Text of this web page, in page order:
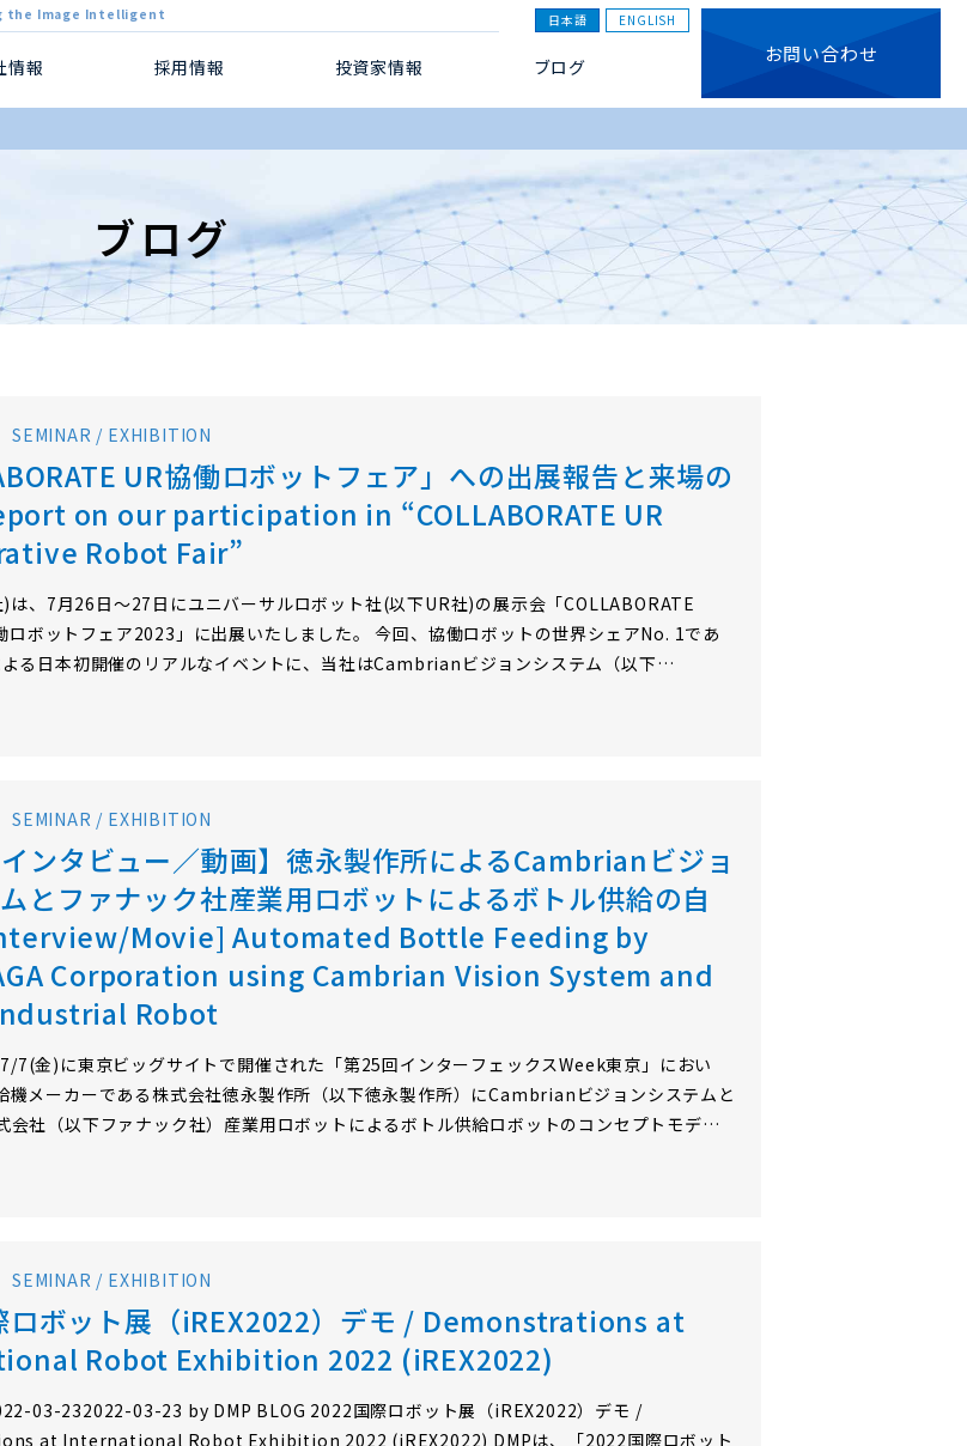
the Image Intelligent 日本語 ENGLISH
情報 採用情報 投資家情報 ブログ
お問い合わせ
ブログ
SEMINAR / EXHIBITION
UR協働ロボットフェア」への出展報告と来場の
on our participation in “COLLABORATE UR
Robot Fair”
は、7月26日～27日にユニバーサルロボット社(以下UR社)の展示会「COLLABORATE
ロボットフェア2023」に出展いたしました。 今回、協働ロボットの世界シェアNo. 1であ
る日本初開催のリアルなイベントに、当社はCambrianビジョンシステム（以下
2日間で924名のお客様にご来場いただき、協働ロボットによる省人化・自動化への取組み
SEMINAR / EXHIBITION
インタビュー／動画】徳永製作所によるCambrianビジョ
とファナック社産業用ロボットによるボトル供給の自
Movie] Automated Bottle Feeding by
Corporation using Cambrian Vision System and
Robot
7(金)に東京ビッグサイトで開催された「第25回インターフェックスWeek東京」におい
機メーカーである株式会社徳永製作所（以下徳永製作所）にCambrianビジョンシステムと
会社（以下ファナック社）産業用ロボットによるボトル供給ロボットのコンセプトモデル
事業部 事業部長)に、同社によるCambrianビジョンシステムを活用したボトル供給の自動
SEMINAR / EXHIBITION
ロボット展（iREX2022）デモ / Demonstrations at
Robot Exhibition 2022 (iREX2022)
03-232022-03-23 by DMP BLOG 2022国際ロボット展（iREX2022）デモ /
at International Robot Exhibition 2022 (iREX2022) DMPは、「2022国際ロボット